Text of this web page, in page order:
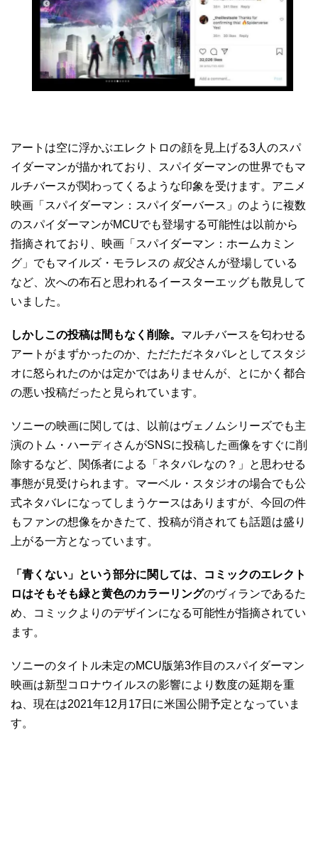
アートは空に浮かぶエレクトロの顔を見上げる3人のスパ
イダーマンが描かれており、スパイダーマンの世界でもマ
ルチバースが関わってくるような印象を受けます。アニメ
映画「スパイダーマン：スパイダーバース」のように複数
のスパイダーマンがMCUでも登場する可能性は以前から
指摘されており、映画「スパイダーマン：ホームカミン
グ」でもマイルズ・モラレスの 叔父さんが登場している
など、次への布石と思われるイースターエッグも散見して
いました。
しかしこの投稿は間もなく削除。 マルチバースを匂わせる
アートがまずかったのか、ただただネタバレとしてスタジ
オに怒られたのかは定かではありませんが、とにかく都合
の悪い投稿だったと見られています。
ソニーの映画に関しては、以前はヴェノムシリーズでも主
演のトム・ハーディさんがSNSに投稿した画像をすぐに削
除するなど、関係者による「ネタバレなの？」と思わせる
事態が見受けられます。マーベル・スタジオの場合でも公
式ネタバレになってしまうケースはありますが、今回の件
もファンの想像をかきたて、投稿が消されても話題は盛り
上がる一方となっています。
「青くない」という部分に関しては、コミックのエレクト
ロはそもそも緑と黄色のカラーリングのヴィランであるた
め、コミックよりのデザインになる可能性が指摘されてい
ます。
ソニーのタイトル未定のMCU版第3作目のスパイダーマン
映画は新型コロナウイルスの影響により数度の延期を重
ね、現在は2021年12月17日に米国公開予定となっていま
す。